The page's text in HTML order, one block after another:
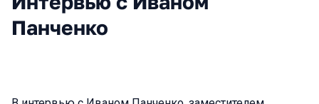
Панченко